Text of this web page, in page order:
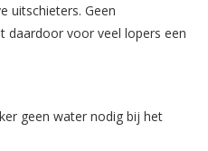
uitschieters. Geen
daardoor voor veel lopers een
geen water nodig bij het